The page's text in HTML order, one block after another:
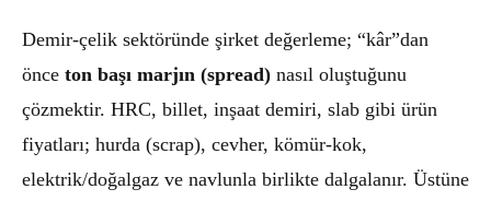
Demir-çelik sektöründe şirket değerleme; “kâr”dan
önce ton başı marjın (spread) nasıl oluştuğunu
çözmektir. HRC, billet, inşaat demiri, slab gibi ürün
fiyatları; hurda (scrap), cevher, kömür-kok,
elektrik/doğalgaz ve navlunla birlikte dalgalanır. Üstüne